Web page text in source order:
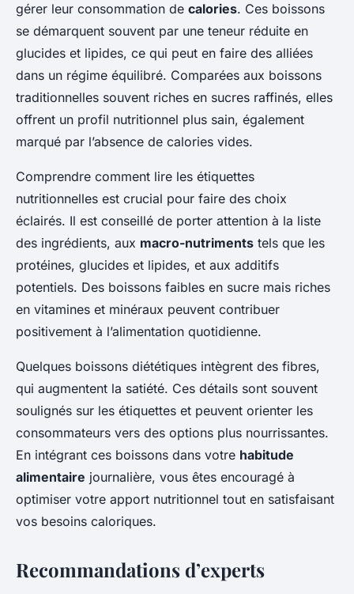
gérer leur consommation de calories. Ces boissons
se démarquent souvent par une teneur réduite en
glucides et lipides, ce qui peut en faire des alliées
dans un régime équilibré. Comparées aux boissons
traditionnelles souvent riches en sucres raffinés, elles
offrent un profil nutritionnel plus sain, également
marqué par l’absence de calories vides.
Comprendre comment lire les étiquettes
nutritionnelles est crucial pour faire des choix
éclairés. Il est conseillé de porter attention à la liste
des ingrédients, aux macro-nutriments tels que les
protéines, glucides et lipides, et aux additifs
potentiels. Des boissons faibles en sucre mais riches
en vitamines et minéraux peuvent contribuer
positivement à l’alimentation quotidienne.
Quelques boissons diététiques intègrent des fibres,
qui augmentent la satiété. Ces détails sont souvent
soulignés sur les étiquettes et peuvent orienter les
consommateurs vers des options plus nourrissantes.
En intégrant ces boissons dans votre habitude
alimentaire journalière, vous êtes encouragé à
optimiser votre apport nutritionnel tout en satisfaisant
vos besoins caloriques.
Recommandations d’experts